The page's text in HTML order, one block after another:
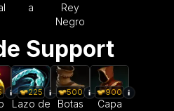
a
Rey
Negro
Support
225
Lazo de
500
Botas
900
Capa